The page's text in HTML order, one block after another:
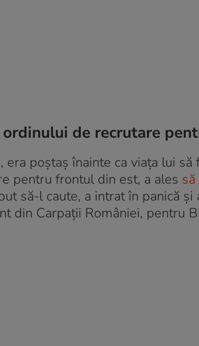
de recrutare
poștaș înainte ca viața lui
pentru frontul din est, a ales
să-l caute, a intrat în panică
din Carpații României, pentru